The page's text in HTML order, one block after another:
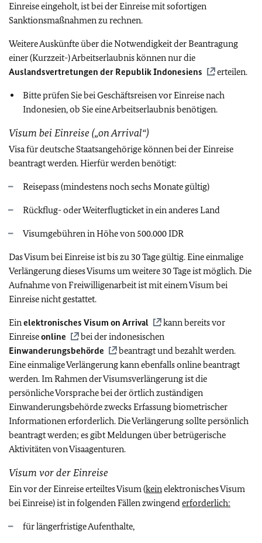
Einreise eingeholt, ist bei der Einreise mit sofortigen
Sanktionsmaßnahmen zu rechnen.
Weitere Auskünfte über die Notwendigkeit der Beantragung
einer (Kurzzeit-) Arbeitserlaubnis können nur die
Auslandsvertretungen der Republik Indonesiens
erteilen.
Bitte prüfen Sie bei Geschäftsreisen vor Einreise nach
Indonesien, ob Sie eine Arbeitserlaubnis benötigen.
Visum bei Einreise („on Arrival“)
Visa für deutsche Staatsangehörige können bei der Einreise
beantragt werden. Hierfür werden benötigt:
Reisepass (mindestens noch sechs Monate gültig)
Rückflug- oder Weiterflugticket in ein anderes Land
Visumgebühren in Höhe von 500.000 IDR
Das Visum bei Einreise ist bis zu 30 Tage gültig. Eine einmalige
Verlängerung dieses Visums um weitere 30 Tage ist möglich. Die
Aufnahme von Freiwilligenarbeit ist mit einem Visum bei
Einreise nicht gestattet.
Einelektronisches Visum on Arrival
kann bereits vor
Einreiseonline
bei der indonesischen
Einwanderungsbehörde
beantragt und bezahlt werden.
Eine einmalige Verlängerung kann ebenfalls online beantragt
werden. Im Rahmen der Visumsverlängerung ist die
persönliche Vorsprache bei der örtlich zuständigen
Einwanderungsbehörde zwecks Erfassung biometrischer
Informationen erforderlich. Die Verlängerung sollte persönlich
beantragt werden; es gibt Meldungen über betrügerische
Aktivitäten von Visaagenturen.
Visum vor der Einreise
Ein vor der Einreise erteiltes Visum (keinelektronisches Visum
bei Einreise) ist in folgenden Fällen zwingenderforderlich:
für längerfristige Aufenthalte,